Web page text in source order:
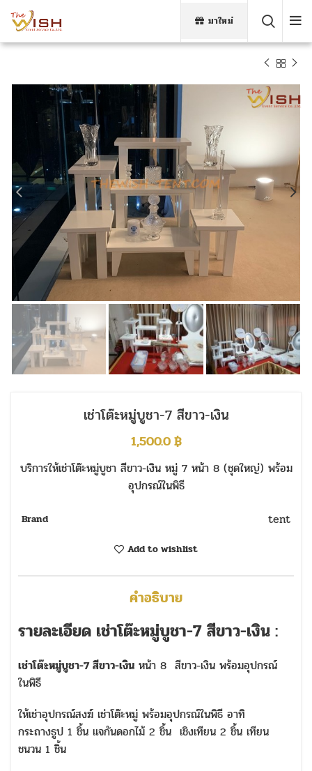
มาใหม่
เช่าโต๊ะหมู่บูชา-7 สีขาว-เงิน
1,500.0฿
บริการให้เช่าโต๊ะหมู่บูชา สีขาว-เงิน หมู่ 7 หน้า 8 (ชุดใหญ่) พร้อม
อุปกรณ์ในพิธี
Brand tent
Add to wishlist
คำอธิบาย
รายละเอียด เช่าโต๊ะหมู่บูชา-7 สีขาว-เงิน :
เช่าโต๊ะหมู่บูชา-7 สีขาว-เงิน หน้า 8 สีขาว-เงิน พร้อมอุปกรณ์
ในพิธี
ให้เช่าอุปกรณ์สงฆ์ เช่าโต๊ะหมู่ พร้อมอุปกรณ์ในพิธี อาทิ
กระถางธูป 1 ชิ้น แจกันดอกไม้ 2 ชิ้น เชิงเทียน 2 ชิ้น เทียน
ชนวน 1 ชิ้น